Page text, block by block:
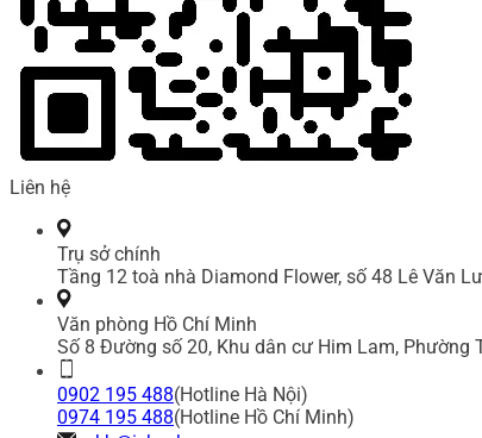
Liên hệ
Trụ sở chính
Tầng 12 toà nhà Diamond Flower, số 48 Lê Văn
Văn phòng Hồ Chí Minh
Số 8 Đường số 20, Khu dân cư Him Lam, Phường
0902 195 488(Hotline Hà Nội)
0974 195 488(Hotline Hồ Chí Minh)